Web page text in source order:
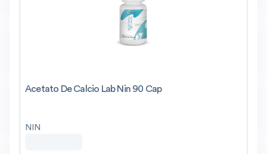
Acetato De Calcio Lab Nin 90 Cap
NIN